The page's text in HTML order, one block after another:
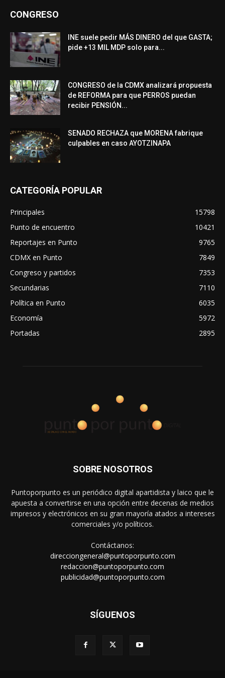
CONGRESO
INE suele pedir MÁS DINERO del que GASTA;
pide +13 MIL MDP solo para...
CONGRESO de la CDMX analizará propuesta
de REFORMA para que PERROS puedan
recibir PENSIÓN...
SENADO RECHAZA que MORENA fabrique
culpables en caso AYOTZINAPA
CATEGORÍA POPULAR
Principales
15798
Punto de encuentro
10421
Reportajes en Punto
9765
CDMX en Punto
7849
Congreso y partidos
7353
Secundarias
7110
Política en Punto
6035
Economía
5972
Portadas
2895
SOBRE NOSOTROS
Puntoporpunto es un periódico digital apartidista y laico que le
apuesta a convertirse en una opción entre decenas de medios
impresos y electrónicos en su gran mayoría atados a intereses
comerciales y/o políticos.
Contáctanos:
direcciongeneral@puntoporpunto.com
redaccion@puntoporpunto.com
publicidad@puntoporpunto.com
SÍGUENOS